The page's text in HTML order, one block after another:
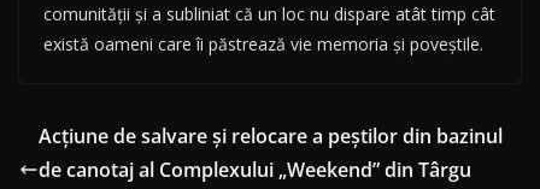
comunității și a subliniat că un loc nu dispare atât timp cât
există oameni care îi păstrează vie memoria și poveștile.
Acțiune de salvare și relocare a peștilor din bazinul
de canotaj al Complexului „Weekend” din Târgu